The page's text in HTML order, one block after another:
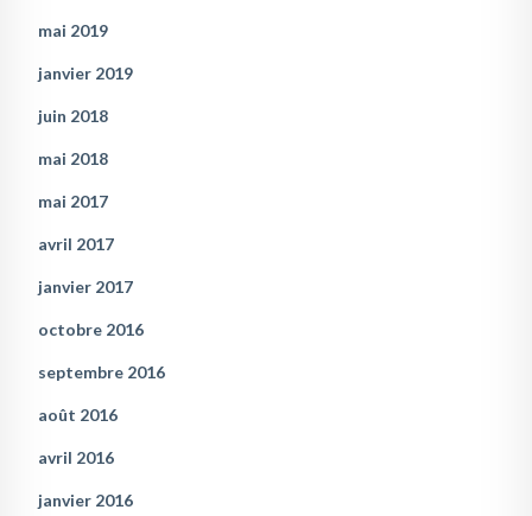
mai 2019
janvier 2019
juin 2018
mai 2018
mai 2017
avril 2017
janvier 2017
octobre 2016
septembre 2016
août 2016
avril 2016
janvier 2016